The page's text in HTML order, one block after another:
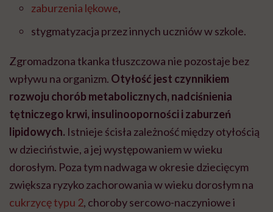
zaburzenia lękowe,
stygmatyzacja przez innych uczniów w szkole.
Zgromadzona tkanka tłuszczowa nie pozostaje bez
wpływu na organizm. Otyłość jest czynnikiem
rozwoju chorób metabolicznych, nadciśnienia
tętniczego krwi, insulinooporności i zaburzeń
lipidowych. Istnieje ścisła zależność między otyłością
w dzieciństwie, a jej występowaniem w wieku
dorosłym. Poza tym nadwaga w okresie dziecięcym
zwiększa ryzyko zachorowania w wieku dorosłym na
cukrzycę typu 2, choroby sercowo-naczyniowe i